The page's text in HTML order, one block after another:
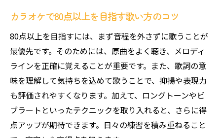
カラオケで80点以上を目指す歌い方のコツ
80点以上を目指すには、まず音程を外さずに歌うことが
最優先です。そのためには、原曲をよく聴き、メロディ
ラインを正確に覚えることが重要です。また、歌詞の意
味を理解して気持ちを込めて歌うことで、抑揚や表現力
も評価されやすくなります。加えて、ロングトーンやビ
ブラートといったテクニックを取り入れると、さらに得
点アップが期待できます。日々の練習を積み重ねること